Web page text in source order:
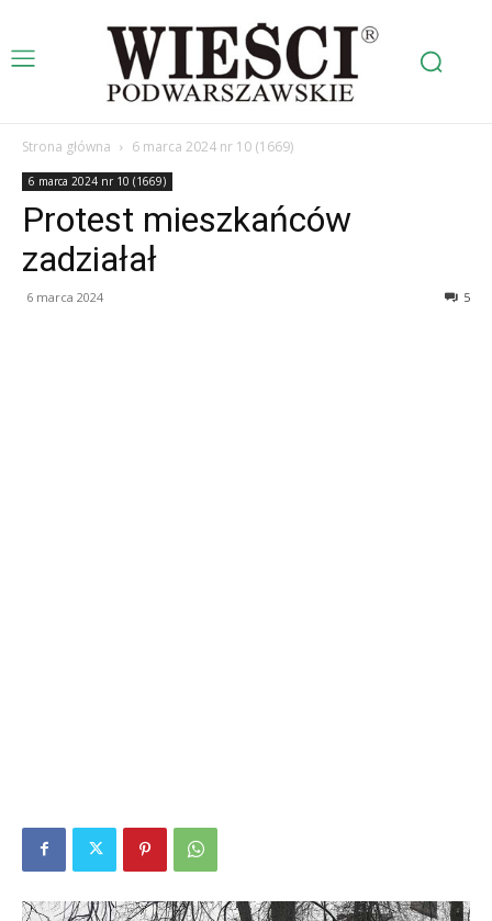
Strona główna 6 marca 2024 nr 10 (1669)
6 marca 2024 nr 10 (1669)
Protest mieszkańców
zadziałał
6 marca 2024 5